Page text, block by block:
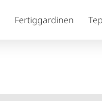
Fertiggardinen